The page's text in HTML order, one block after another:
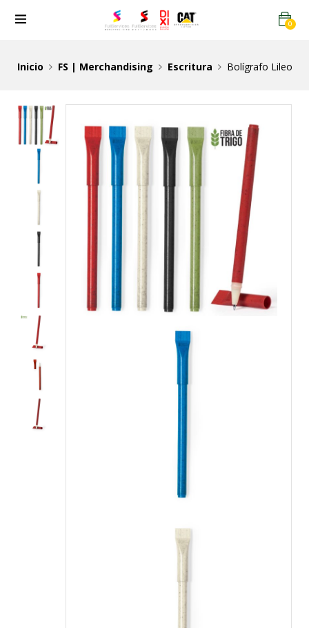
0
Inicio FS | Merchandising Escritura Bolígrafo Lileo